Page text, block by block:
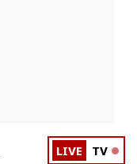
LIVE TV